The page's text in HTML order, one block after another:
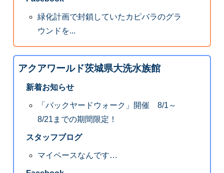
緑化計画で封鎖していたカピバラのグラ
ウンドを...
アクアワールド茨城県大洗水族館
新着お知らせ
「バックヤードウォーク」開催 8/1～
8/21までの期間限定！
スタッフブログ
マイペースなんです…